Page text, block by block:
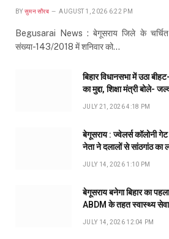
BY सुमन सौरब AUGUST 1, 2026 6:22 PM
Begusarai News : बेगूसराय जिले के चर्चित
संख्या-143/2018 में शनिवार को…
बिहार विधानसभा में उठा
का मुद्दा, शिक्षा मंत्री बोले-
JULY 21, 2026 4:18 PM
बेगूसराय : ज्वेलर्स कॉलोनी
नेता ने दलालों से सांठगांठ का
JULY 14, 2026 1:10 PM
बेगूसराय बनेगा बिहार का
ABDM के तहत स्वास्थ्य
JULY 14, 2026 12:04 PM